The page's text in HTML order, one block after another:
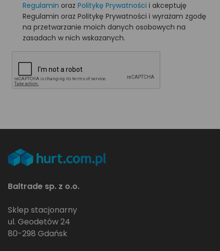
Regulamin oraz Politykę Prywatności i akceptuję
Regulamin oraz Politykę Prywatności i wyrażam zgodę
na przetwarzanie moich danych osobowych na
zasadach w nich wskazanych.
Baltrade sp. z o.o.
Sklep stacjonarny
ul. Geodetów 24
80-298 Gdańsk